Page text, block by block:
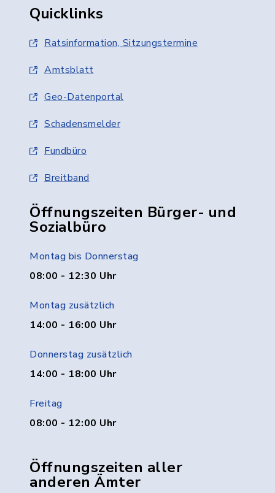
Quicklinks
Ratsinformation, Sitzungstermine
Amtsblatt
Geo-Datenportal
Schadensmelder
Fundbüro
Breitband
Öffnungszeiten Bürger- und
Sozialbüro
Montag bis Donnerstag
08:00 - 12:30 Uhr
Montag zusätzlich
14:00 - 16:00 Uhr
Donnerstag zusätzlich
14:00 - 18:00 Uhr
Freitag
08:00 - 12:00 Uhr
Öffnungszeiten aller
anderen Ämter